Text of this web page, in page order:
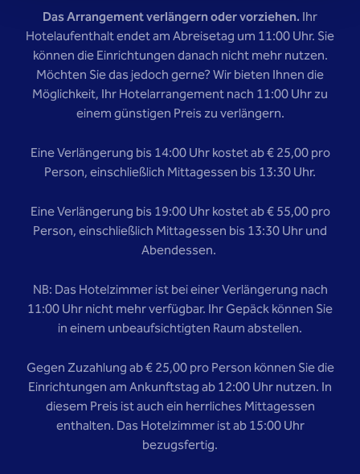
Das Arrangement verlängern oder vorziehen. Ihr
Hotelaufenthalt endet am Abreisetag um 11:00 Uhr. Sie
können die Einrichtungen danach nicht mehr nutzen.
Möchten Sie das jedoch gerne? Wir bieten Ihnen die
Möglichkeit, Ihr Hotelarrangement nach 11:00 Uhr zu
einem günstigen Preis zu verlängern.
Eine Verlängerung bis 14:00 Uhr kostet ab € 25,00 pro
Person, einschließlich Mittagessen bis 13:30 Uhr.
Eine Verlängerung bis 19:00 Uhr kostet ab € 55,00 pro
Person, einschließlich Mittagessen bis 13:30 Uhr und
Abendessen.
NB: Das Hotelzimmer ist bei einer Verlängerung nach
11:00 Uhr nicht mehr verfügbar. Ihr Gepäck können Sie
in einem unbeaufsichtigten Raum abstellen.
Gegen Zuzahlung ab € 25,00 pro Person können Sie die
Einrichtungen am Ankunftstag ab 12:00 Uhr nutzen. In
diesem Preis ist auch ein herrliches Mittagessen
enthalten. Das Hotelzimmer ist ab 15:00 Uhr
bezugsfertig.